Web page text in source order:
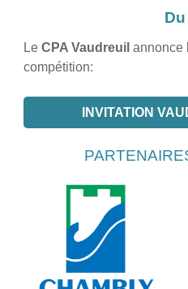
LeCPA Vaudreuil annonce
compétition:
INVITATION